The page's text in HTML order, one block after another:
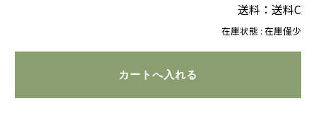
在庫状態 : 在庫僅少
送料：送料C